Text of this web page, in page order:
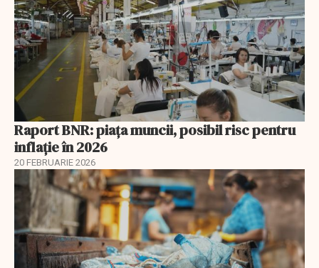
Raport BNR: piața muncii, posibil risc pentru
inflație în 2026
20 FEBRUARIE 2026